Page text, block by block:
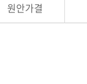
원안가결